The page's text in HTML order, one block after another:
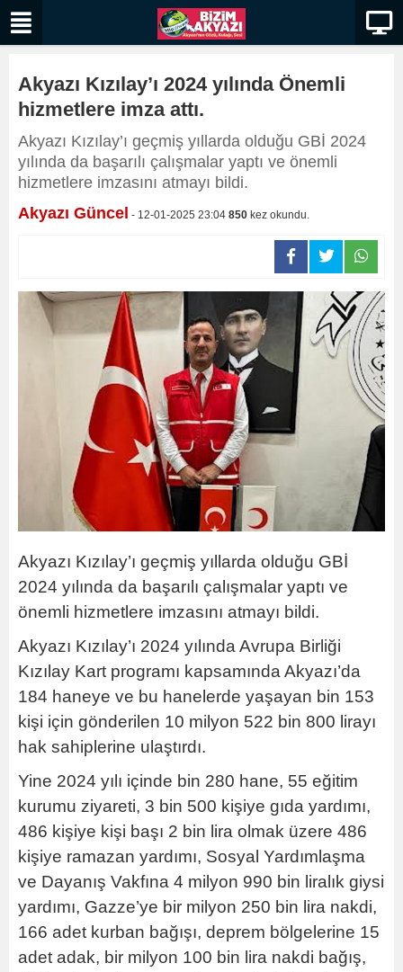
Akyazı Kızılay’ı 2024 yılında Önemli
hizmetlere imza attı.
​​​​​​​Akyazı Kızılay’ı geçmiş yıllarda olduğu GBİ 2024
yılında da başarılı çalışmalar yaptı ve önemli
hizmetlere imzasını atmayı bildi.
Akyazı Güncel - 12-01-2025 23:04 850 kez okundu.
Akyazı Kızılay’ı geçmiş yıllarda olduğu GBİ
2024 yılında da başarılı çalışmalar yaptı ve
önemli hizmetlere imzasını atmayı bildi.
Akyazı Kızılay’ı 2024 yılında Avrupa Birliği
Kızılay Kart programı kapsamında Akyazı’da
184 haneye ve bu hanelerde yaşayan bin 153
kişi için gönderilen 10 milyon 522 bin 800 lirayı
hak sahiplerine ulaştırdı.
Yine 2024 yılı içinde bin 280 hane, 55 eğitim
kurumu ziyareti, 3 bin 500 kişiye gıda yardımı,
486 kişiye kişi başı 2 bin lira olmak üzere 486
kişiye ramazan yardımı, Sosyal Yardımlaşma
ve Dayanış Vakfına 4 milyon 990 bin liralık giysi
yardımı, Gazze’ye bir milyon 250 bin lira nakdi,
166 adet kurban bağışı, deprem bölgelerine 15
adet adak, bir milyon 100 bin lira nakdi bağış,